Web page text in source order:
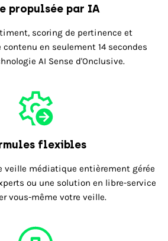
propulsée par IA
scoring de pertinence et
en seulement 14 secondes
AI Sense d'Onclusive.
flexibles
veille médiatique entièrement gérée
ou une solution en libre-service
vous-même votre veille.